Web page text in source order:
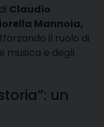
Claudio
Mannoia,
il ruolo di
musica e degli
un